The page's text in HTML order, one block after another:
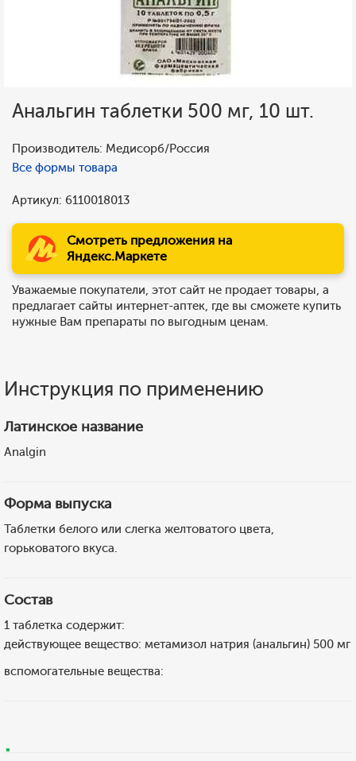
Анальгин таблетки 500 мг, 10 шт.
Производитель: Медисорб/Россия
Все формы товара
Артикул: 6110018013
Смотреть предложения на
Яндекс.Маркете
Уважаемые покупатели, этот сайт не продает товары, а
предлагает сайты интернет-аптек, где вы сможете купить
нужные Вам препараты по выгодным ценам.
Инструкция по применению
Латинское название
Analgin
Форма выпуска
Таблетки белого или слегка желтоватого цвета,
горьковатого вкуса.
Состав
1 таблетка содержит:
действующее вещество: метамизол натрия (анальгин) 500 мг
вспомогательные вещества: